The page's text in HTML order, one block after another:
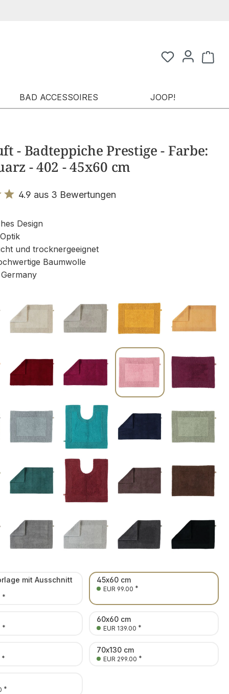
BAD ACCESSOIRES JOOP!
- Badteppiche Prestige - Farbe:
- 402 - 45x60 cm
4.9 aus 3 Bewertungen
Design
und trocknergeeignet
Baumwolle
mit Ausschnitt
*
45x60 cm
EUR 99.00 *
*
60x60 cm
EUR 139.00 *
*
70x130 cm
EUR 299.00 *
*